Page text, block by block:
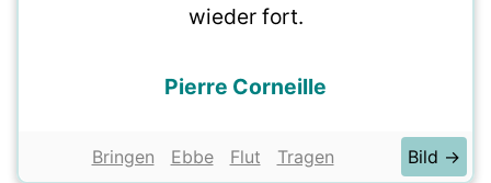
wieder fort.
Pierre Corneille
Bringen Ebbe Flut Tragen Bild →